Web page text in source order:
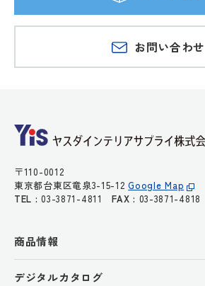
お問い合わせ
〒110-0012
東京都台東区竜泉3-15-12Google Map
TEL : 03-3871-4811FAX : 03-3871-4818
商品情報
デジタルカタログ